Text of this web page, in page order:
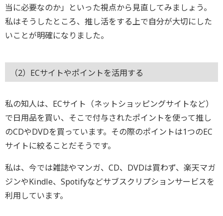
当に必要なのか」といった視点から見直してみましょう。
私はそうしたところ、推し活をする上で自分が大切にした
いことが明確になりました。
（2）ECサイトやポイントを活用する
私の知人は、ECサイト（ネットショッピングサイトなど）
で日用品を買い、そこで付与されたポイントを使って推し
のCDやDVDを買っています。その際のポイントは1つのEC
サイトに絞ることだそうです。
私は、今では雑誌やマンガ、CD、DVDは買わず、楽天マガ
ジンやKindle、Spotifyなどサブスクリプションサービスを
利用しています。